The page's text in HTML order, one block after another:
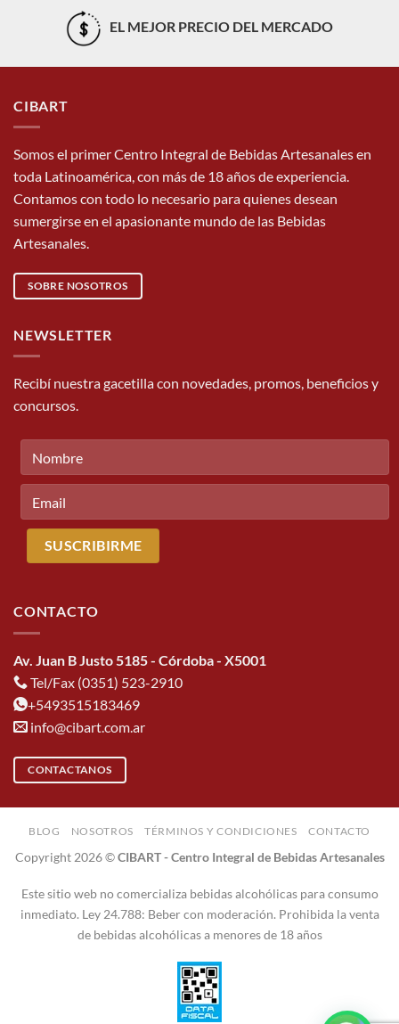
EL MEJOR PRECIO DEL MERCADO
CIBART
Somos el primer Centro Integral de Bebidas Artesanales en
toda Latinoamérica, con más de 18 años de experiencia.
Contamos con todo lo necesario para quienes desean
sumergirse en el apasionante mundo de las Bebidas
Artesanales.
SOBRE NOSOTROS
NEWSLETTER
Recibí nuestra gacetilla con novedades, promos, beneficios y
concursos.
CONTACTO
Av. Juan B Justo 5185 - Córdoba - X5001
Tel/Fax (0351) 523-2910
+5493515183469
info@cibart.com.ar
CONTACTANOS
BLOG NOSOTROS TÉRMINOS Y CONDICIONES CONTACTO
Copyright 2026 ©CIBART - Centro Integral de Bebidas Artesanales
Este sitio web no comercializa bebidas alcohólicas para consumo
inmediato. Ley 24.788: Beber con moderación. Prohibida la venta
de bebidas alcohólicas a menores de 18 años